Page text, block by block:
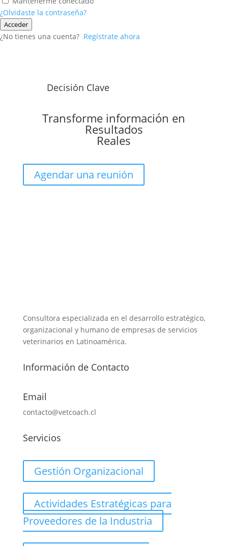
¿Olvidaste la contraseña?
Acceder
¿No tienes una cuenta? Regístrate ahora
Decisión Clave
Transforme información en
Resultados
Reales
Agendar una reunión
Consultora especializada en el desarrollo estratégico,
organizacional y humano de empresas de servicios
veterinarios en Latinoamérica.
Información de Contacto
Email
contacto@vetcoach.cl
Servicios
Gestión Organizacional
Actividades Estratégicas para
Proveedores de la Industria